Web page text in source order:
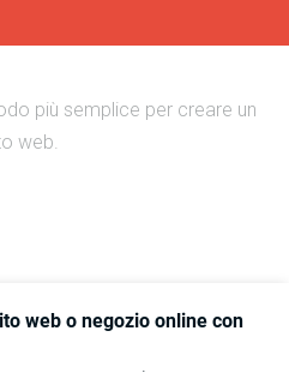
più semplice per creare un
web.
web o negozio online con